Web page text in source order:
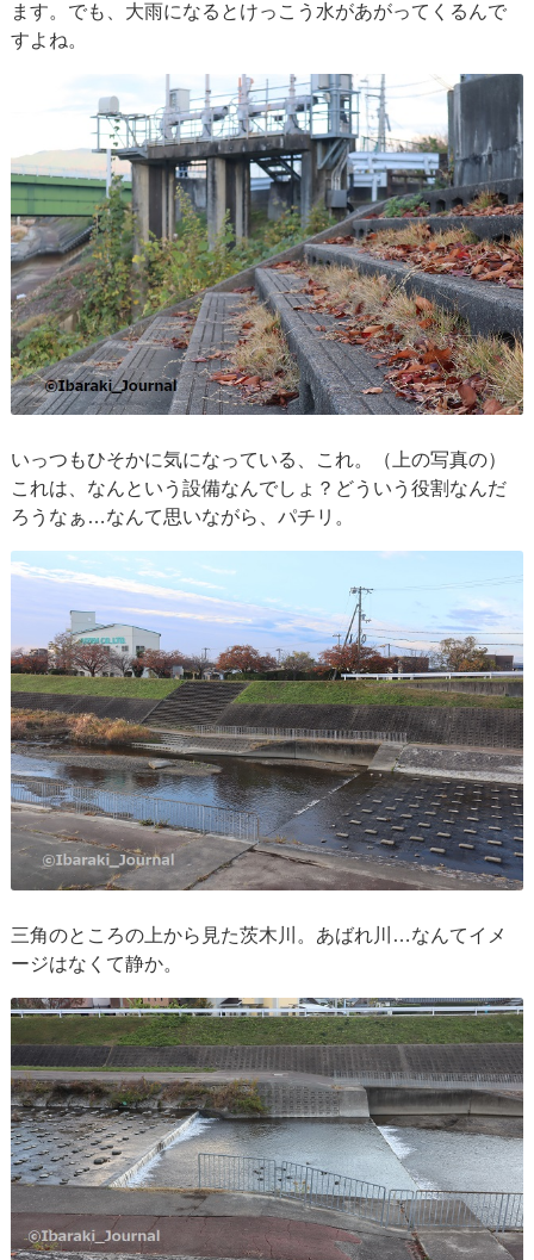
ます。でも、大雨になるとけっこう水があがってくるんで
すよね。
いっつもひそかに気になっている、これ。（上の写真の）
これは、なんという設備なんでしょ？どういう役割なんだ
ろうなぁ…なんて思いながら、パチリ。
三角のところの上から見た茨木川。あばれ川…なんてイメ
ージはなくて静か。